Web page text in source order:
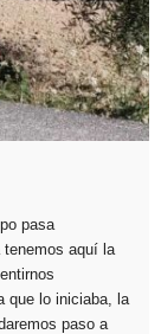
pasa
tenemos aquí la
que lo iniciaba, la
paso a